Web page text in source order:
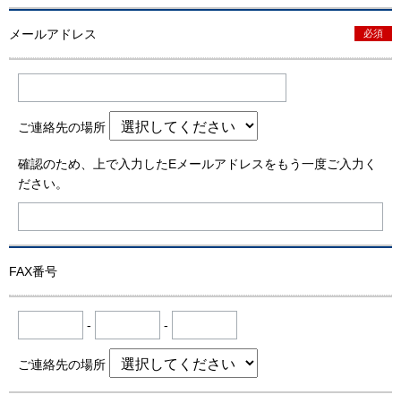
メールアドレス 必須
ご連絡先の場所
確認のため、上で入力したEメールアドレスをもう一度ご入力く
ださい。
FAX番号
- -
ご連絡先の場所